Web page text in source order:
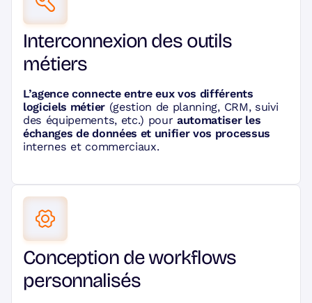
Interconnexion des outils
métiers
L’agence connecte entre eux vos différents
logiciels métier(gestion de planning, CRM, suivi
des équipements, etc.) pourautomatiser les
échanges de données et unifier vos processus
internes et commerciaux.
Conception de workflows
personnalisés